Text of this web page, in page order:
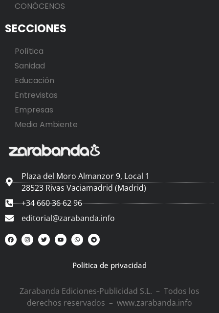
CONÓCENOS
SECCIONES
Política
Sanidad
Educación
Entrevistas
Empresas
Medio Ambiente
Plaza del Moro Almanzor 9, Local 1
28523 Rivas Vaciamadrid (Madrid)
+34 660 36 62 96
editorial@zarabanda.info
Política de privacidad
Zarabanda Ediciones-Publicidad S.L. – Todos los
derechos reservados – www.zarabanda.info